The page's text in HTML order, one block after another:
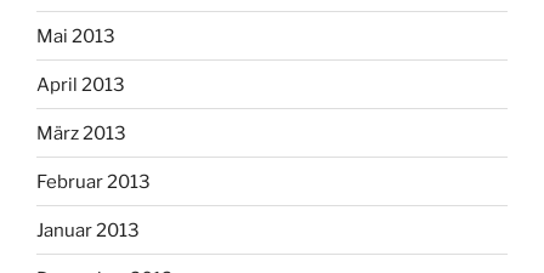
Mai 2013
April 2013
März 2013
Februar 2013
Januar 2013